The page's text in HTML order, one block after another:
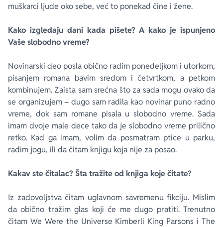
muškarci ljude oko sebe, već to ponekad čine i žene.
Kako izgledaju dani kada pišete? A kako je ispunjeno
Vaše slobodno vreme?
Novinarski deo posla obično radim ponedeljkom i utorkom,
pisanjem romana bavim sredom i četvrtkom, a petkom
kombinujem. Zaista sam srećna što za sada mogu ovako da
se organizujem – dugo sam radila kao novinar puno radno
vreme, dok sam romane pisala u slobodno vreme. Sada
imam dvoje male dece tako da je slobodno vreme prilično
retko. Kad ga imam, volim da posmatram ptice u parku,
radim jogu, ili da čitam knjigu koja nije za posao.
Kakav ste čitalac? Šta tražite od knjiga koje čitate?
Iz zadovoljstva čitam uglavnom savremenu fikciju. Mislim
da obično tražim glas koji će me dugo pratiti. Trenutno
čitam We Were the Universe Kimberli King Parsons iThe